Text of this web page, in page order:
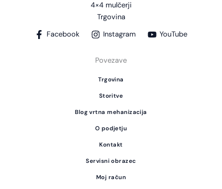
4×4 mulčerji
Trgovina
Facebook
Instagram YouTube
Povezave
Trgovina
Storitve
Blog vrtna mehanizacija
O podjetju
Kontakt
Servisni obrazec
Moj račun